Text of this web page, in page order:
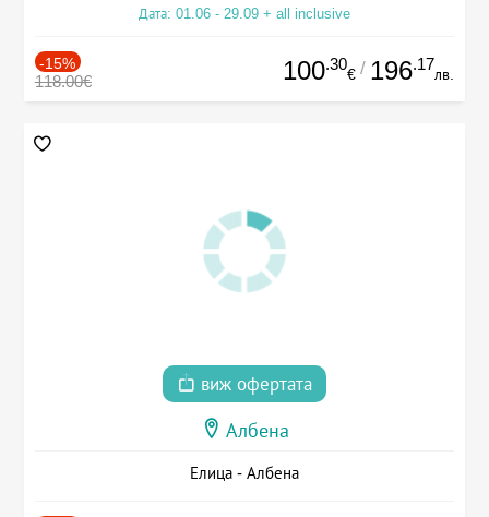
Дата: 01.06 - 29.09 + all inclusive
-15%
118.00€ 100.30
€ / 196.17
лв.
виж офертата
Албена
Елица - Албена